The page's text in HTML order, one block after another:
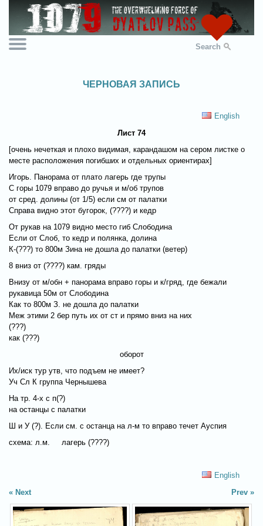
Search
ЧЕРНОВАЯ ЗАПИСЬ
English
Лист 74
[очень нечеткая и плохо видимая, карандашом на сером листке о
месте расположения погибших и отдельных ориентирах]
Игорь. Панорама от плато лагерь где трупы
С горы 1079 вправо до ручья и м/об трупов
от сред. долины (от 1/5) если см от палатки
Справа видно этот бугорок, (????) и кедр
От рукав на 1079 видно место гиб Слободина
Если от Слоб, то кедр и полянка, долина
К-(???) то 800м Зина не дошла до палатки (ветер)
8 вниз от (????) кам. гряды
Внизу от м/обн + панорама вправо горы и к/гряд, где бежали
рукавица 50м от Слободина
Как то 800м З. не дошла до палатки
Меж этими 2 бер путь их от ст и прямо вниз на них
(???)
как (???)
оборот
Их/иск тур утв, что подъем не имеет?
Уч Сл К группа Чернышева
На тр. 4-х с п(?)
на останцы с палатки
Ш и У (?). Если см. с останца на л-м то вправо течет Ауспия
схема: л.м. лагерь (????)
English
Next
Prev